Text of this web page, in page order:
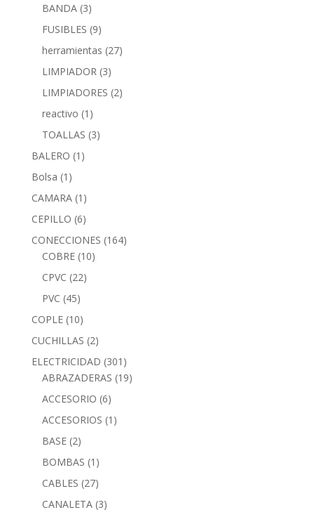
BANDA (3)
FUSIBLES (9)
herramientas (27)
LIMPIADOR (3)
LIMPIADORES (2)
reactivo (1)
TOALLAS (3)
BALERO (1)
Bolsa (1)
CAMARA (1)
CEPILLO (6)
CONECCIONES (164)
COBRE (10)
CPVC (22)
PVC (45)
COPLE (10)
CUCHILLAS (2)
ELECTRICIDAD (301)
ABRAZADERAS (19)
ACCESORIO (6)
ACCESORIOS (1)
BASE (2)
BOMBAS (1)
CABLES (27)
CANALETA (3)